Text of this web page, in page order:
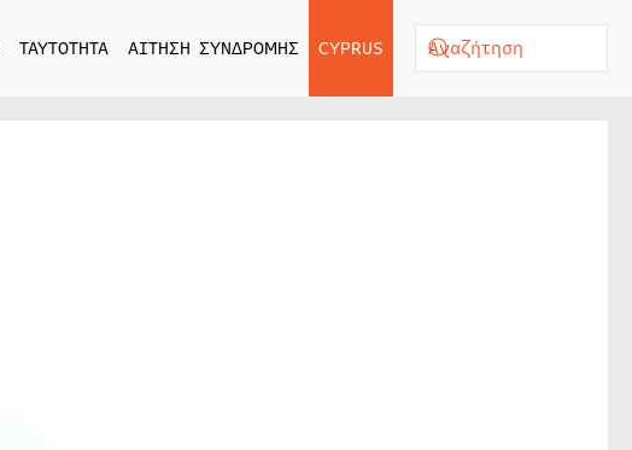
ΤΑΥΤΟΤΗΤΑ ΑΙΤΗΣΗ ΣΥΝΔΡΟΜΗΣ CYPRUS